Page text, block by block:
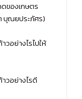
ของเกษตร
บุณยประภัศร)
วอย่างไรไปให้
วอย่างไรดี